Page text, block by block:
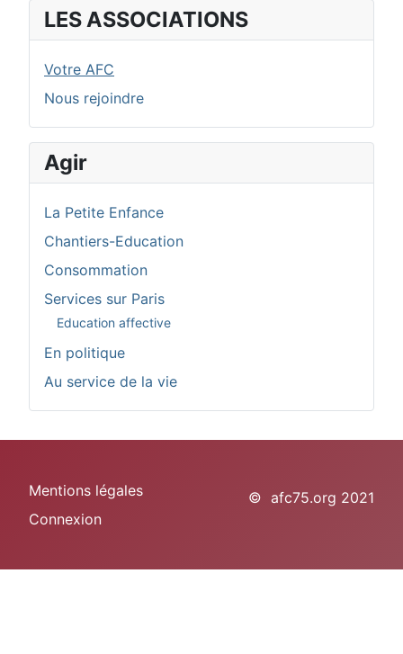
LES ASSOCIATIONS
Votre AFC
Nous rejoindre
Agir
La Petite Enfance
Chantiers-Education
Consommation
Services sur Paris
Education affective
En politique
Au service de la vie
Mentions légales
Connexion
© afc75.org 2021